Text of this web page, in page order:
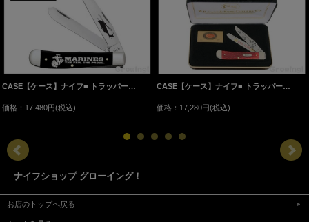
CASE【ケース】ナイフ■ トラッパー…
価格：17,480円(税込)
CASE【ケース】ナイフ■ トラッパー…
価格：17,280円(税込)
ナイフショップ グローイング！
お店のトップへ戻る